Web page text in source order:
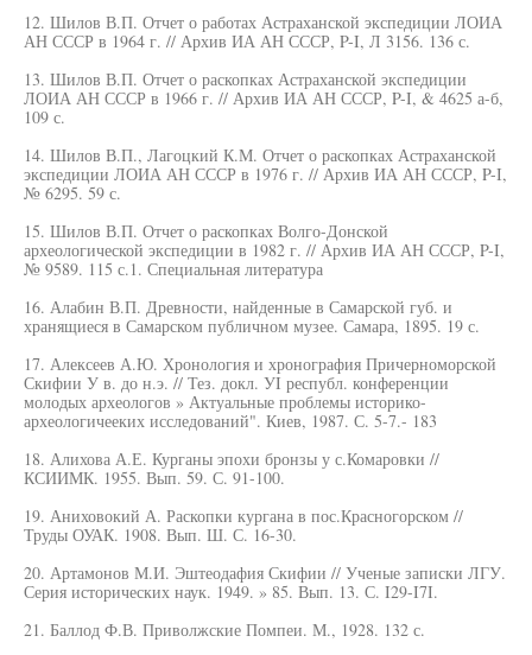
12. Шилов В.П. Отчет о работах Астраханской экспедиции ЛОИА
АН СССР в 1964 г. // Архив ИА АН СССР, P-I, Л 3156. 136 с.
13. Шилов В.П. Отчет о раскопках Астраханской экспедиции
ЛОИА АН СССР в 1966 г. // Архив ИА АН СССР, P-I, & 4625 а-б,
109 с.
14. Шилов В.П., Лагоцкий К.М. Отчет о раскопках Астраханской
экспедиции ЛОИА АН СССР в 1976 г. // Архив ИА АН СССР, P-I,
№ 6295. 59 с.
15. Шилов В.П. Отчет о раскопках Волго-Донской
археологической экспедиции в 1982 г. // Архив ИА АН СССР, P-I,
№ 9589. 115 с.1. Специальная литература
16. Алабин В.П. Древности, найденные в Самарской губ. и
хранящиеся в Самарском публичном музее. Самара, 1895. 19 с.
17. Алексеев А.Ю. Хронология и хронография Причерноморской
Скифии У в. до н.э. // Тез. докл. УI республ. конференции
молодых археологов » Актуальные проблемы историко-
археологичееких исследований". Киев, 1987. С. 5-7.- 183
18. Алихова А.Е. Курганы эпохи бронзы у с.Комаровки //
КСИИМК. 1955. Вып. 59. С. 91-100.
19. Аниховокий А. Раскопки кургана в пос.Красногорском //
Труды ОУАК. 1908. Вып. Ш. С. 16-30.
20. Артамонов М.И. Эштеодафия Скифии // Ученые записки ЛГУ.
Серия исторических наук. 1949. » 85. Вып. 13. С. I29-I7I.
21. Баллод Ф.В. Приволжские Помпеи. М., 1928. 132 с.